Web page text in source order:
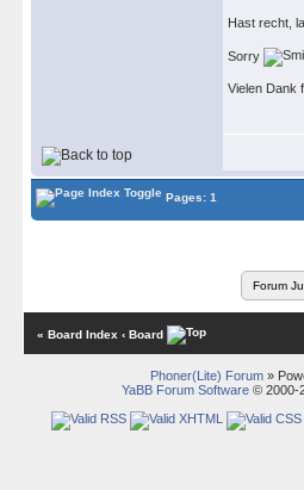
Hast recht,
Sorry
Vielen Dank
Pages: 1
« Board Index ‹ Board
Phoner(Lite) Forum»
YaBB Forum Software© 2000-